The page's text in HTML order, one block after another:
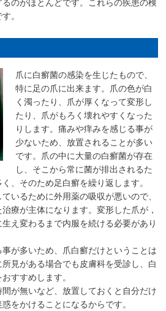
のがほとんどです。これらの疾患の検
。
爪に白癬菌の感染を生じたもので、
特に足の爪に出来ます。爪の色が白
く濁ったり、爪が厚くなって変形し
たり、爪がもろく壊れやすくなった
りします。痛みや痒みを感じる事が
少ないため、放置されることが多い
です。爪の中に大量の白癬菌が存在
し、そこから常に菌が排出されるた
、そのため足白癬を繰り返します。
いるために外用薬の吸収が悪いので、
療が主体になります。変形した爪が，
え変わるまで内服を続ける必要があり
が多いため、爪白癬だけということは
見がある場合でも皮膚科を受診し、白
すすめします。
が無いなど、放置しておくと自分だけ
をかけることになるからです。